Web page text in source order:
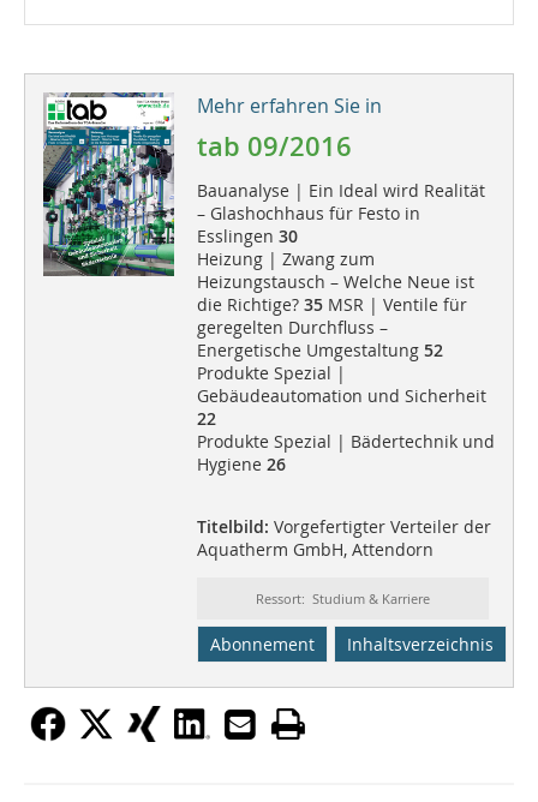
Mehr erfahren Sie in
tab 09/2016
Bauanalyse | Ein Ideal wird Realität
– Glashochhaus für Festo in
Esslingen 30
Heizung | Zwang zum
Heizungstausch – Welche Neue ist
die Richtige? 35MSR | Ventile für
geregelten Durchfluss –
Energetische Umgestaltung 52
Produkte Spezial |
Gebäudeautomation und Sicherheit
22
Produkte Spezial | Bädertechnik und
Hygiene 26
Titelbild: Vorgefertigter Verteiler der
Aquatherm GmbH, Attendorn
Ressort: Studium & Karriere
Abonnement Inhaltsverzeichnis